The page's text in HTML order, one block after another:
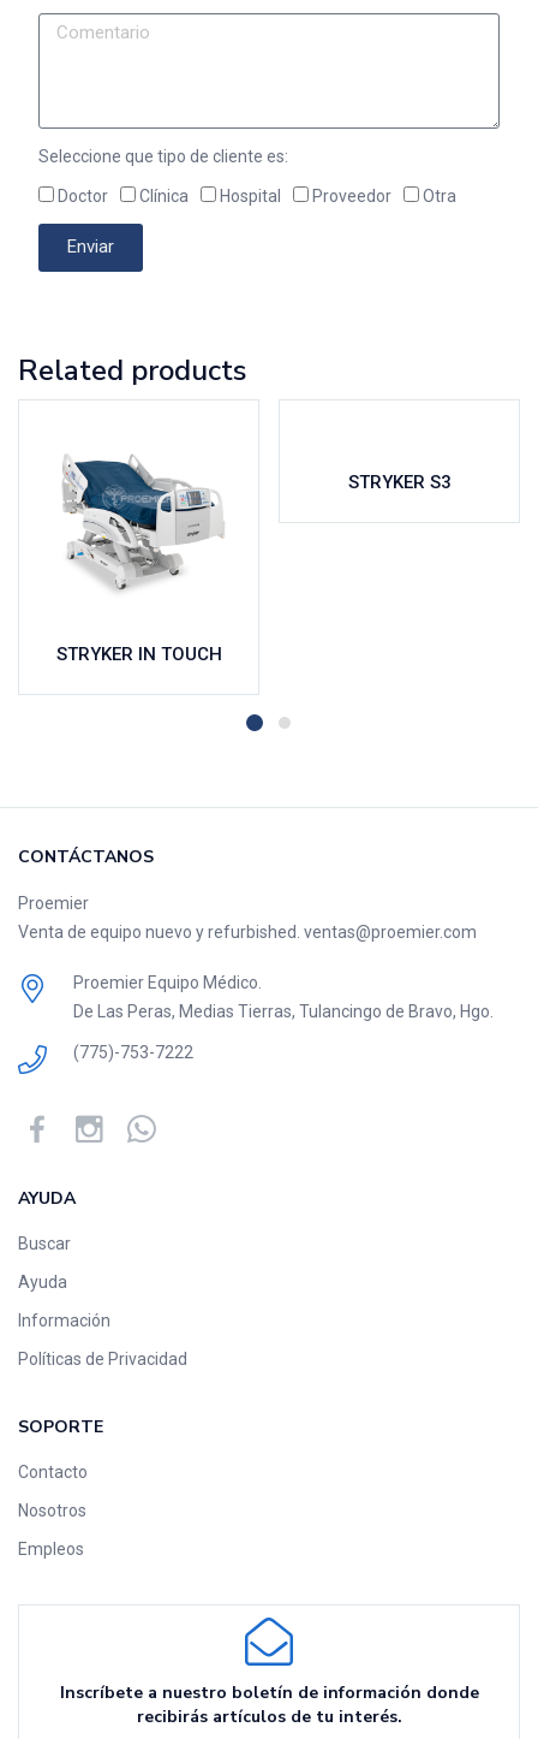
Seleccione que tipo de cliente es:
Doctor Clínica Hospital Proveedor Otra
Enviar
Related products
STRYKER IN TOUCH
STRYKER S3
CONTÁCTANOS
Proemier
Venta de equipo nuevo y refurbished. ventas@proemier.com
Proemier Equipo Médico.
De Las Peras, Medias Tierras, Tulancingo de Bravo, Hgo.
(775)-753-7222
AYUDA
Buscar
Ayuda
Información
Políticas de Privacidad
SOPORTE
Contacto
Nosotros
Empleos
Inscríbete a nuestro boletín de información donde
recibirás artículos de tu interés.